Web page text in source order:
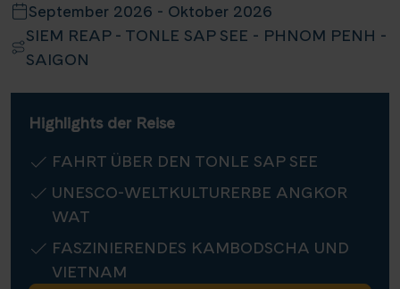
Reisearten
Infos
Kontakt
September 2026 - Oktober 2026
SIEM REAP - TONLE SAP SEE - PHNOM PENH -
SAIGON
Highlights der Reise
FAHRT ÜBER DEN TONLE SAP SEE
UNESCO-WELTKULTURERBE ANGKOR
WAT
FASZINIERENDES KAMBODSCHA UND
VIETNAM